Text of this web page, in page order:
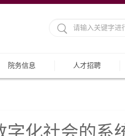
院务信息 人才招聘